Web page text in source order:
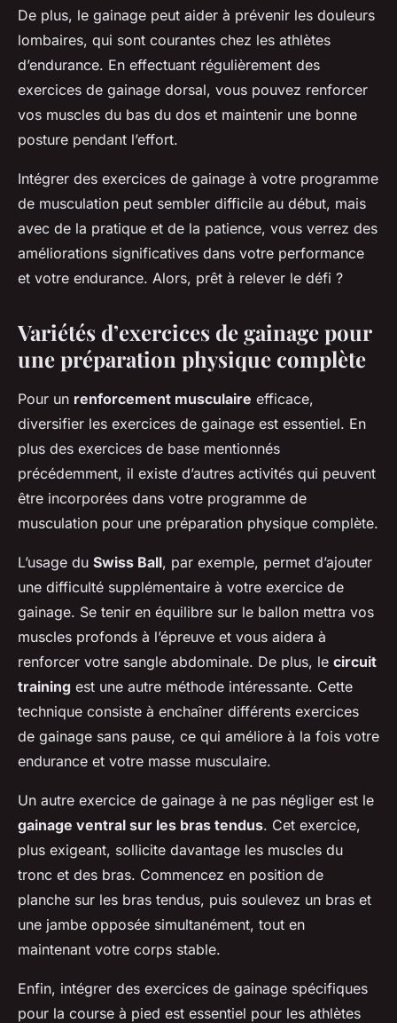
De plus, le gainage peut aider à prévenir les douleurs
lombaires, qui sont courantes chez les athlètes
d’endurance. En effectuant régulièrement des
exercices de gainage dorsal, vous pouvez renforcer
vos muscles du bas du dos et maintenir une bonne
posture pendant l’effort.
Intégrer des exercices de gainage à votre programme
de musculation peut sembler difficile au début, mais
avec de la pratique et de la patience, vous verrez des
améliorations significatives dans votre performance
et votre endurance. Alors, prêt à relever le défi ?
Variétés d’exercices de gainage pour
une préparation physique complète
Pour un renforcement musculaire efficace,
diversifier les exercices de gainage est essentiel. En
plus des exercices de base mentionnés
précédemment, il existe d’autres activités qui peuvent
être incorporées dans votre programme de
musculation pour une préparation physique complète.
L’usage du Swiss Ball, par exemple, permet d’ajouter
une difficulté supplémentaire à votre exercice de
gainage. Se tenir en équilibre sur le ballon mettra vos
muscles profonds à l’épreuve et vous aidera à
renforcer votre sangle abdominale. De plus, le circuit
training est une autre méthode intéressante. Cette
technique consiste à enchaîner différents exercices
de gainage sans pause, ce qui améliore à la fois votre
endurance et votre masse musculaire.
Un autre exercice de gainage à ne pas négliger est le
gainage ventral sur les bras tendus. Cet exercice,
plus exigeant, sollicite davantage les muscles du
tronc et des bras. Commencez en position de
planche sur les bras tendus, puis soulevez un bras et
une jambe opposée simultanément, tout en
maintenant votre corps stable.
Enfin, intégrer des exercices de gainage spécifiques
pour la course à pied est essentiel pour les athlètes